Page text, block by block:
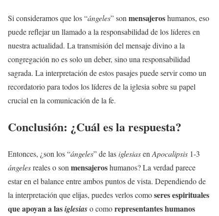
Si consideramos que los “ángeles” son mensajeroshumanos, eso
puede reflejar un llamado a la responsabilidad de los líderes en
nuestra actualidad. La transmisión del mensaje divino a la
congregación no es solo un deber, sino una responsabilidad
sagrada. La interpretación de estos pasajes puede servir como un
recordatorio para todos los líderes de la iglesia sobre su papel
crucial en la comunicación de la fe.
Conclusión: ¿Cuál es la respuesta?
Entonces, ¿son los “ángeles” de las iglesiasenApocalipsis 1-3
ángelesreales o sonmensajeroshumanos? La verdad parece
estar en el balance entre ambos puntos de vista. Dependiendo de
la interpretación que elijas, puedes verlos comoseres espirituales
que apoyan a lasiglesiaso comorepresentantes humanos